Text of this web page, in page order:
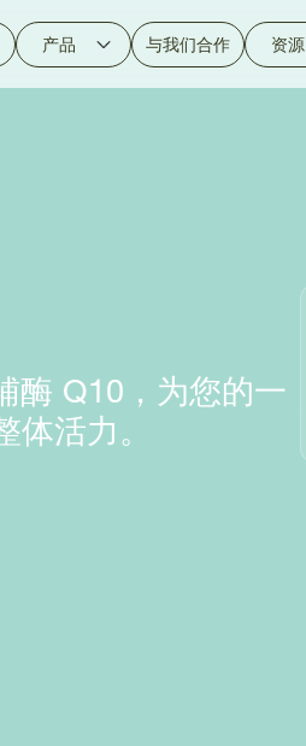
酶 Q10，为您的一
活力。
产品 与我们合作 资源